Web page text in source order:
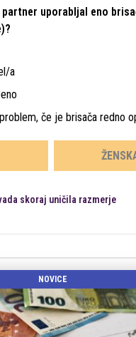
uporabljal eno
a
če je brisača redno
skoraj uničila razmerje
NOVICE